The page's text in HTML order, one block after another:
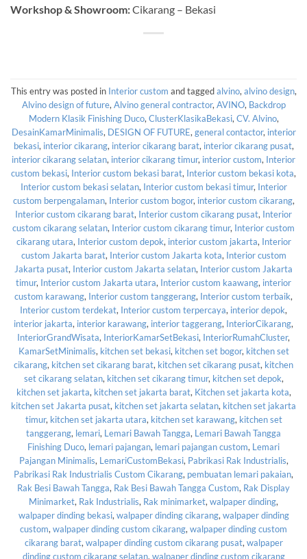
Workshop & Showroom:Cikarang – Bekasi
This entry was posted in Interior custom and taggedalvino, alvino design,
Alvino design of future, Alvino general contractor, AVINO, Backdrop
Modern Klasik Finishing Duco, ClusterKlasikaBekasi, CV. Alvino,
DesainKamarMinimalis, DESIGN OF FUTURE, general contactor, interior
bekasi, interior cikarang, interior cikarang barat, interior cikarang pusat,
interior cikarang selatan, interior cikarang timur, interior custom, Interior
custom bekasi, Interior custom bekasi barat, Interior custom bekasi kota,
Interior custom bekasi selatan, Interior custom bekasi timur, Interior
custom berpengalaman, Interior custom bogor, interior custom cikarang,
Interior custom cikarang barat, Interior custom cikarang pusat, Interior
custom cikarang selatan, Interior custom cikarang timur, Interior custom
cikarang utara, Interior custom depok, interior custom jakarta, Interior
custom Jakarta barat, Interior custom Jakarta kota, Interior custom
Jakarta pusat, Interior custom Jakarta selatan, Interior custom Jakarta
timur, Interior custom Jakarta utara, Interior custom kaawang, interior
custom karawang, Interior custom tanggerang, Interior custom terbaik,
Interior custom terdekat, Interior custom terpercaya, interior depok,
interior jakarta, interior karawang, interior taggerang, InteriorCikarang,
InteriorGrandWisata, InteriorKamarSetBekasi, InteriorRumahCluster,
KamarSetMinimalis, kitchen set bekasi, kitchen set bogor, kitchen set
cikarang, kitchen set cikarang barat, kitchen set cikarang pusat, kitchen
set cikarang selatan, kitchen set cikarang timur, kitchen set depok,
kitchen set jakarta, kitchen set jakarta barat, Kitchen set jakarta kota,
kitchen set Jakarta pusat, kitchen set jakarta selatan, kitchen set jakarta
timur, kitchen set jakarta utara, kitchen set karawang, kitchen set
tanggerang, lemari, Lemari Bawah Tangga, Lemari Bawah Tangga
Finishing Duco, lemari pajangan, lemari pajangan custom, Lemari
Pajangan Minimalis, LemariCustomBekasi, Pabrikasi Rak Industrialis,
Pabrikasi Rak Industrialis Custom Cikarang, pembuatan lemari pakaian,
Rak Besi Bawah Tangga, Rak Besi Bawah Tangga Custom, Rak Display
Minimarket, Rak Industrialis, Rak minimarket, walpaper dinding,
walpaper dinding bekasi, walpaper dinding cikarang, walpaper dinding
custom, walpaper dinding custom cikarang, walpaper dinding custom
cikarang barat, walpaper dinding custom cikarang pusat, walpaper
dinding custom cikarang selatan, walpaper dinding custom cikarang